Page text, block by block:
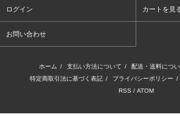
ログイン カートを見
お問い合わせ
ホーム / 支払い方法について / 配送・送料につ
特定商取引法に基づく表記 / プライバシーポリシー /
RSS / ATOM